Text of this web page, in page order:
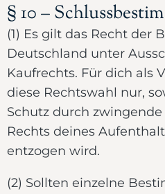
§ 10 –
(1) Es gilt das Recht der
Deutschland unter
Kaufrechts. Für dich als
diese Rechtswahl nur,
Schutz durch
Rechts deines
entzogen wird.
(2) Sollten einzelne